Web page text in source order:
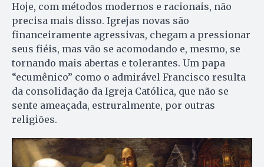
Hoje, com métodos modernos e racionais, não
precisa mais disso. Igrejas novas são
financeiramente agressivas, chegam a pressionar
seus fiéis, mas vão se acomodando e, mesmo, se
tornando mais abertas e tolerantes. Um papa
“ecumênico” como o admirável Francisco resulta
da consolidação da Igreja Católica, que não se
sente ameaçada, estruralmente, por outras
religiões.